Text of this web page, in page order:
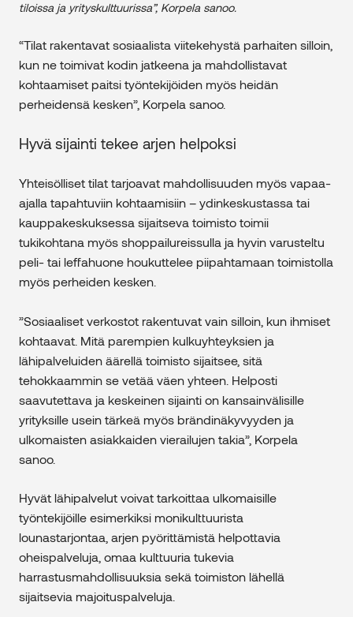
tiloissa ja yrityskulttuurissa”, Korpela sanoo.
“Tilat rakentavat sosiaalista viitekehystä parhaiten silloin,
kun ne toimivat kodin jatkeena ja mahdollistavat
kohtaamiset paitsi työntekijöiden myös heidän
perheidensä kesken”, Korpela sanoo.
Hyvä sijainti tekee arjen helpoksi
Yhteisölliset tilat tarjoavat mahdollisuuden myös vapaa-
ajalla tapahtuviin kohtaamisiin – ydinkeskustassa tai
kauppakeskuksessa sijaitseva toimisto toimii
tukikohtana myös shoppailureissulla ja hyvin varusteltu
peli- tai leffahuone houkuttelee piipahtamaan toimistolla
myös perheiden kesken.
”Sosiaaliset verkostot rakentuvat vain silloin, kun ihmiset
kohtaavat. Mitä parempien kulkuyhteyksien ja
lähipalveluiden äärellä toimisto sijaitsee, sitä
tehokkaammin se vetää väen yhteen. Helposti
saavutettava ja keskeinen sijainti on kansainvälisille
yrityksille usein tärkeä myös brändinäkyvyyden ja
ulkomaisten asiakkaiden vierailujen takia”, Korpela
sanoo.
Hyvät lähipalvelut voivat tarkoittaa ulkomaisille
työntekijöille esimerkiksi monikulttuurista
lounastarjontaa, arjen pyörittämistä helpottavia
oheispalveluja, omaa kulttuuria tukevia
harrastusmahdollisuuksia sekä toimiston lähellä
sijaitsevia majoituspalveluja.